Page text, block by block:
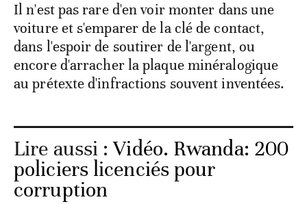
Il n'est pas rare d'en voir monter dans une
voiture et s'emparer de la clé de contact,
dans l'espoir de soutirer de l'argent, ou
encore d'arracher la plaque minéralogique
au prétexte d'infractions souvent inventées.
Lire aussi :Vidéo. Rwanda: 200
policiers licenciés pour
corruption